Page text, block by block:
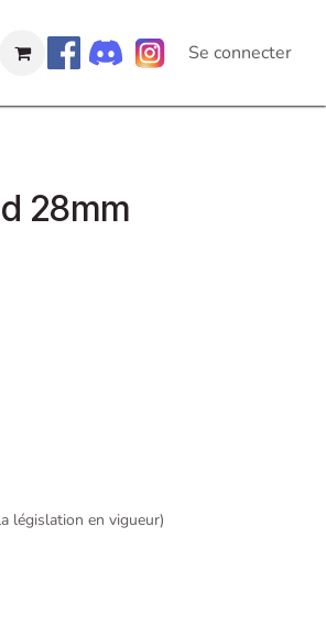
Se connecter
28mm
législation en vigueur)